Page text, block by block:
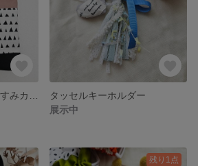
タッセルキーホルダー
展示中
残り1点